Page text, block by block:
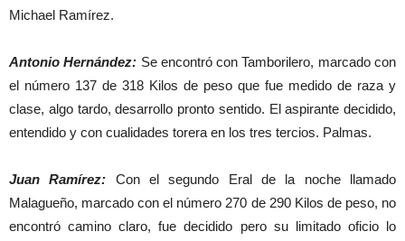
Michael Ramírez.
Antonio Hernández: Se encontró con Tamborilero, marcado con
el número 137 de 318 Kilos de peso que fue medido de raza y
clase, algo tardo, desarrollo pronto sentido. El aspirante decidido,
entendido y con cualidades torera en los tres tercios. Palmas.
Juan Ramírez: Con el segundo Eral de la noche llamado
Malagueño, marcado con el número 270 de 290 Kilos de peso, no
encontró camino claro, fue decidido pero su limitado oficio lo